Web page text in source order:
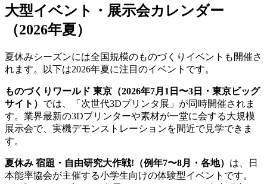
大型イベント・展示会カレンダー
（2026年夏）
夏休みシーズンには全国規模のものづくりイベントも開催さ
れます。以下は2026年夏に注目のイベントです。
ものづくりワールド 東京（2026年7月1日〜3日・東京ビッグ
サイト） では、「次世代3Dプリンタ展」が同時開催されま
す。業界最新の3Dプリンターや素材が一堂に会する大規模
展示会で、実機デモンストレーションを間近で見学できま
す。
夏休み 宿題・自由研究大作戦!（例年7〜8月・各地） は、日
本能率協会が主催する小学生向けの体験型イベントです。